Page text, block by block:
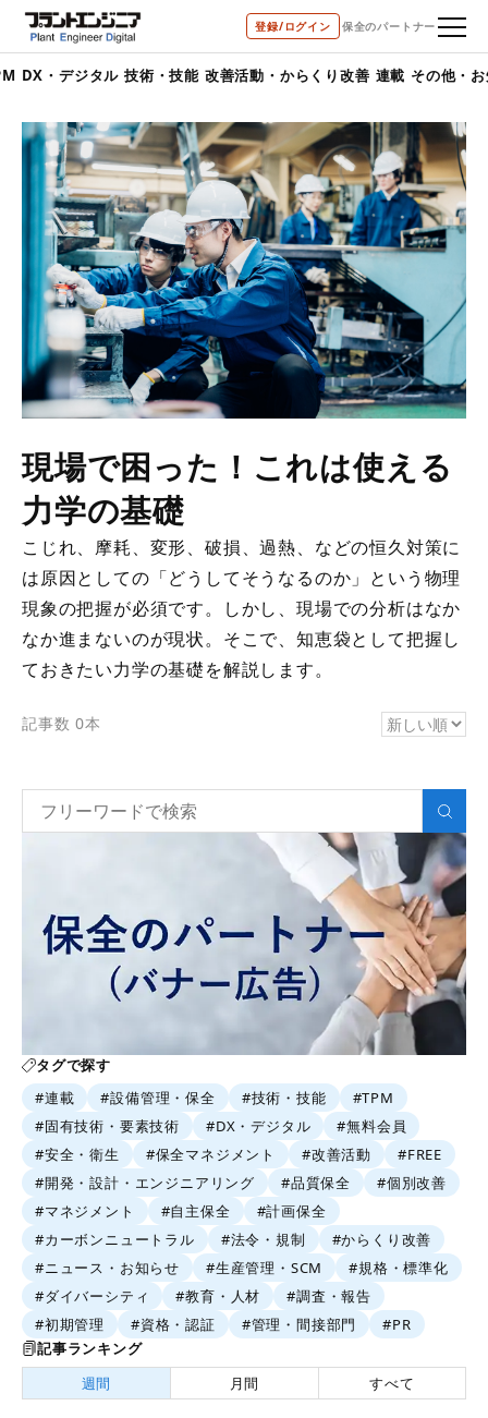
登録/ログイン 保全のパートナー
DX・デジタル 技術・技能 改善活動・からくり改善 連載 その他・
現場で困った！これは使える
力学の基礎
こじれ、摩耗、変形、破損、過熱、などの恒久対策に
は原因としての「どうしてそうなるのか」という物理
現象の把握が必須です。しかし、現場での分析はなか
なか進まないのが現状。そこで、知恵袋として把握し
ておきたい力学の基礎を解説します。
記事数 0本
タグで探す
#連載
#設備管理・保全 #技術・技能
#TPM
#固有技術・要素技術
#DX・デジタル
#無料会員
#安全・衛生
#保全マネジメント #改善活動
#FREE
#開発・設計・エンジニアリング
#品質保全
#個別改善
#マネジメント
#自主保全
#計画保全
#カーボンニュートラル
#法令・規制
#からくり改善
#ニュース・お知らせ
#生産管理・SCM
#規格・標準化
#ダイバーシティ
#教育・人材
#調査・報告
#初期管理
#資格・認証 #管理・間接部門
#PR
記事ランキング
週間
月間 すべて